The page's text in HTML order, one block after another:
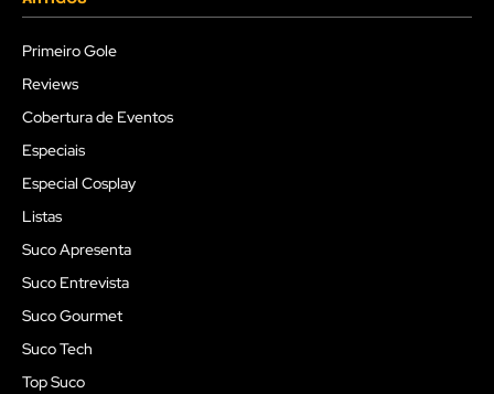
Primeiro Gole
Reviews
Cobertura de Eventos
Especiais
Especial Cosplay
Listas
Suco Apresenta
Suco Entrevista
Suco Gourmet
Suco Tech
Top Suco